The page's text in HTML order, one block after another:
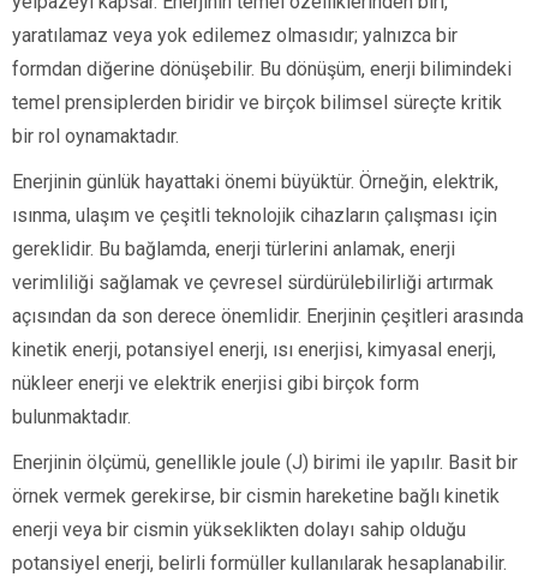
yaratılamaz veya yok edilemez olmasıdır; yalnızca bir
formdan diğerine dönüşebilir. Bu dönüşüm, enerji bilimindeki
temel prensiplerden biridir ve birçok bilimsel süreçte kritik
bir rol oynamaktadır.
Enerjinin günlük hayattaki önemi büyüktür. Örneğin, elektrik,
ısınma, ulaşım ve çeşitli teknolojik cihazların çalışması için
gereklidir. Bu bağlamda, enerji türlerini anlamak, enerji
verimliliği sağlamak ve çevresel sürdürülebilirliği artırmak
açısından da son derece önemlidir. Enerjinin çeşitleri arasında
kinetik enerji, potansiyel enerji, ısı enerjisi, kimyasal enerji,
nükleer enerji ve elektrik enerjisi gibi birçok form
bulunmaktadır.
Enerjinin ölçümü, genellikle joule (J) birimi ile yapılır. Basit bir
örnek vermek gerekirse, bir cismin hareketine bağlı kinetik
enerji veya bir cismin yükseklikten dolayı sahip olduğu
potansiyel enerji, belirli formüller kullanılarak hesaplanabilir.